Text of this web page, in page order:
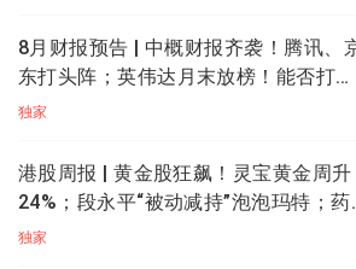
首先，在到期日当天，买方所持有
价格大于0.01美分，且账户购买力充
为准） 前未平仓，期权将会自动行权。
例如：TSLA 230721 C 220在2023
内期权，那么在收盘后，该期权持
8月财报预告 | 中概财报齐袭！腾讯、
东打头阵；英伟达月末放榜！能否打
破“财报魔咒”？
独家
港股周报 | 黄金股狂飙！灵宝黄金周升
24%；段永平“被动减持”泡泡玛特；药
康德升近20%创新高
独家